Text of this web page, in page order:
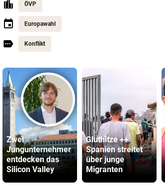
ÖVP
Europawahl
Konflikt
Zwei
Jungunternehmer
entdecken das
Silicon Valley
Gluthitze ++
Spanien streitet
über junge
Migranten